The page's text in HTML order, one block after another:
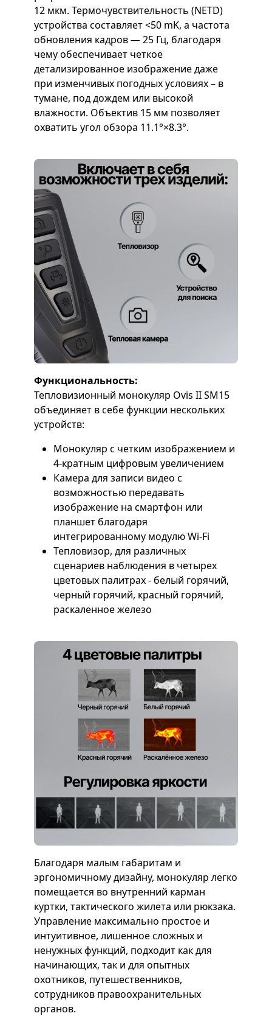
12 мкм. Термочувствительность (NETD)
устройства составляет <50 mK, а частота
обновления кадров — 25 Гц, благодаря
чему обеспечивает четкое
детализированное изображение даже
при изменчивых погодных условиях – в
тумане, под дождем или высокой
влажности. Объектив 15 мм позволяет
охватить угол обзора 11.1°×8.3°.
Функциональность:
Тепловизионный монокуляр Ovis II SM15
объединяет в себе функции нескольких
устройств:
Монокуляр с четким изображением и
4-кратным цифровым увеличением
Камера для записи видео с
возможностью передавать
изображение на смартфон или
планшет благодаря
интегрированному модулю Wi-Fi
Тепловизор, для различных
сценариев наблюдения в четырех
цветовых палитрах - белый горячий,
черный горячий, красный горячий,
раскаленное железо
Благодаря малым габаритам и
эргономичному дизайну, монокуляр легко
помещается во внутренний карман
куртки, тактического жилета или рюкзака.
Управление максимально простое и
интуитивное, лишенное сложных и
ненужных функций, подходит как для
начинающих, так и для опытных
охотников, путешественников,
сотрудников правоохранительных
органов.